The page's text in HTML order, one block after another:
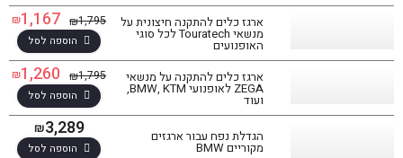
ארגז כלים להתקנה חיצונית על
מנשאי Touratech לכל סוגי
האופנועים
₪1,795
₪1,167
הוספה לסל
ארגז כלים להתקנה על מנשאי
ZEGA לאופנועי BMW, KTM,
ועוד
₪1,795
₪1,260
הוספה לסל
הגדלת נפח עבור ארגזים
מקוריים BMW
₪3,289
הוספה לסל